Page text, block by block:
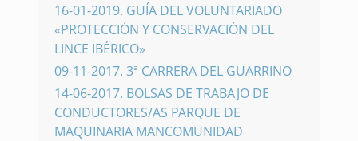
16-01-2019. GUÍA DEL VOLUNTARIADO
«PROTECCIÓN Y CONSERVACIÓN DEL
LINCE IBÉRICO»
09-11-2017. 3ª CARRERA DEL GUARRINO
14-06-2017. BOLSAS DE TRABAJO DE
CONDUCTORES/AS PARQUE DE
MAQUINARIA MANCOMUNIDAD